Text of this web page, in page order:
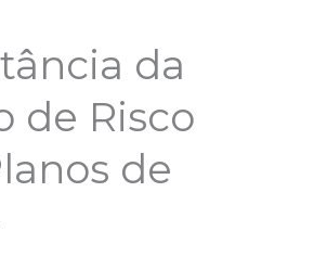
da
de Risco
de